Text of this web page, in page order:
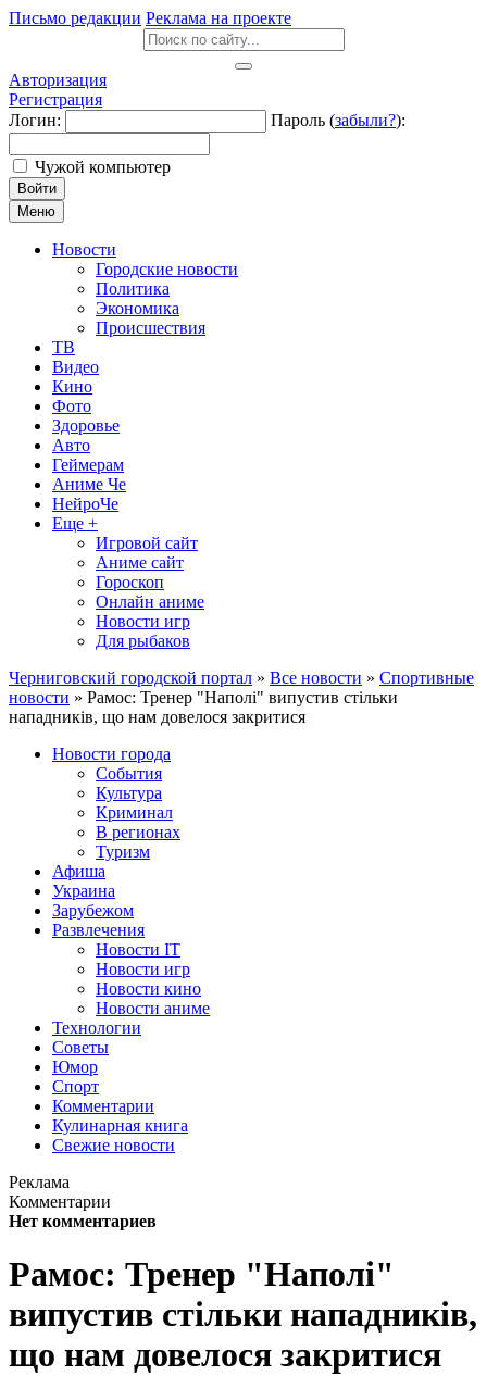
Письмо редакции Реклама на проекте
Авторизация
Регистрация
Логин:
Пароль (забыли?):
Чужой компьютер
Войти
Меню
Новости
Городские новости
Политика
Экономика
Происшествия
ТВ
Видео
Кино
Фото
Здоровье
Авто
Геймерам
Аниме Че
НейроЧе
Еще +
Игровой сайт
Аниме сайт
Гороскоп
Онлайн аниме
Новости игр
Для рыбаков
Черниговский городской портал » Все новости » Спортивные
новости » Рамос: Тренер "Наполі" випустив стільки
нападників, що нам довелося закритися
Новости города
События
Культура
Криминал
В регионах
Туризм
Афиша
Украина
Зарубежом
Развлечения
Новости IT
Новости игр
Новости кино
Новости аниме
Технологии
Советы
Юмор
Спорт
Комментарии
Кулинарная книга
Свежие новости
Реклама
Комментарии
Нет комментариев
Рамос: Тренер "Наполі"
випустив стільки нападників,
що нам довелося закритися